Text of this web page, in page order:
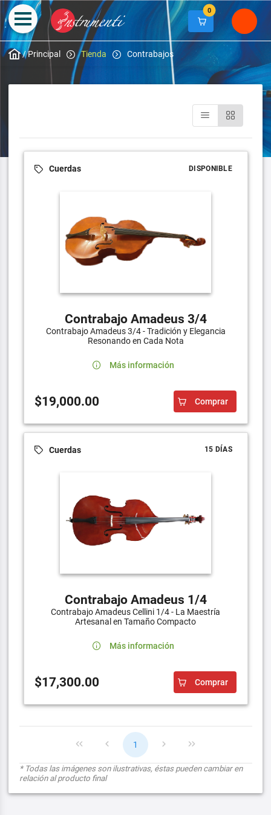
0
/Principal Tienda Contrabajos
Cuerdas DISPONIBLE
Contrabajo Amadeus 3/4
Contrabajo Amadeus 3/4 - Tradición y Elegancia
Resonando en Cada Nota
Más información
$19,000.00 Comprar
Cuerdas 15 DÍAS
Contrabajo Amadeus 1/4
Contrabajo Amadeus Cellini 1/4 - La Maestría
Artesanal en Tamaño Compacto
Más información
$17,300.00 Comprar
1
* Todas las imágenes son ilustrativas, éstas pueden cambiar en
relación al producto final